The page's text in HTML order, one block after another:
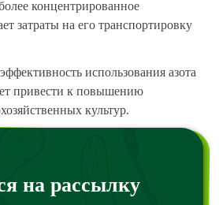
концентрированное
затраты на его транспортировку
использования азота
привести к повышению
культур.
азота для производства
технологических и
на рассылку